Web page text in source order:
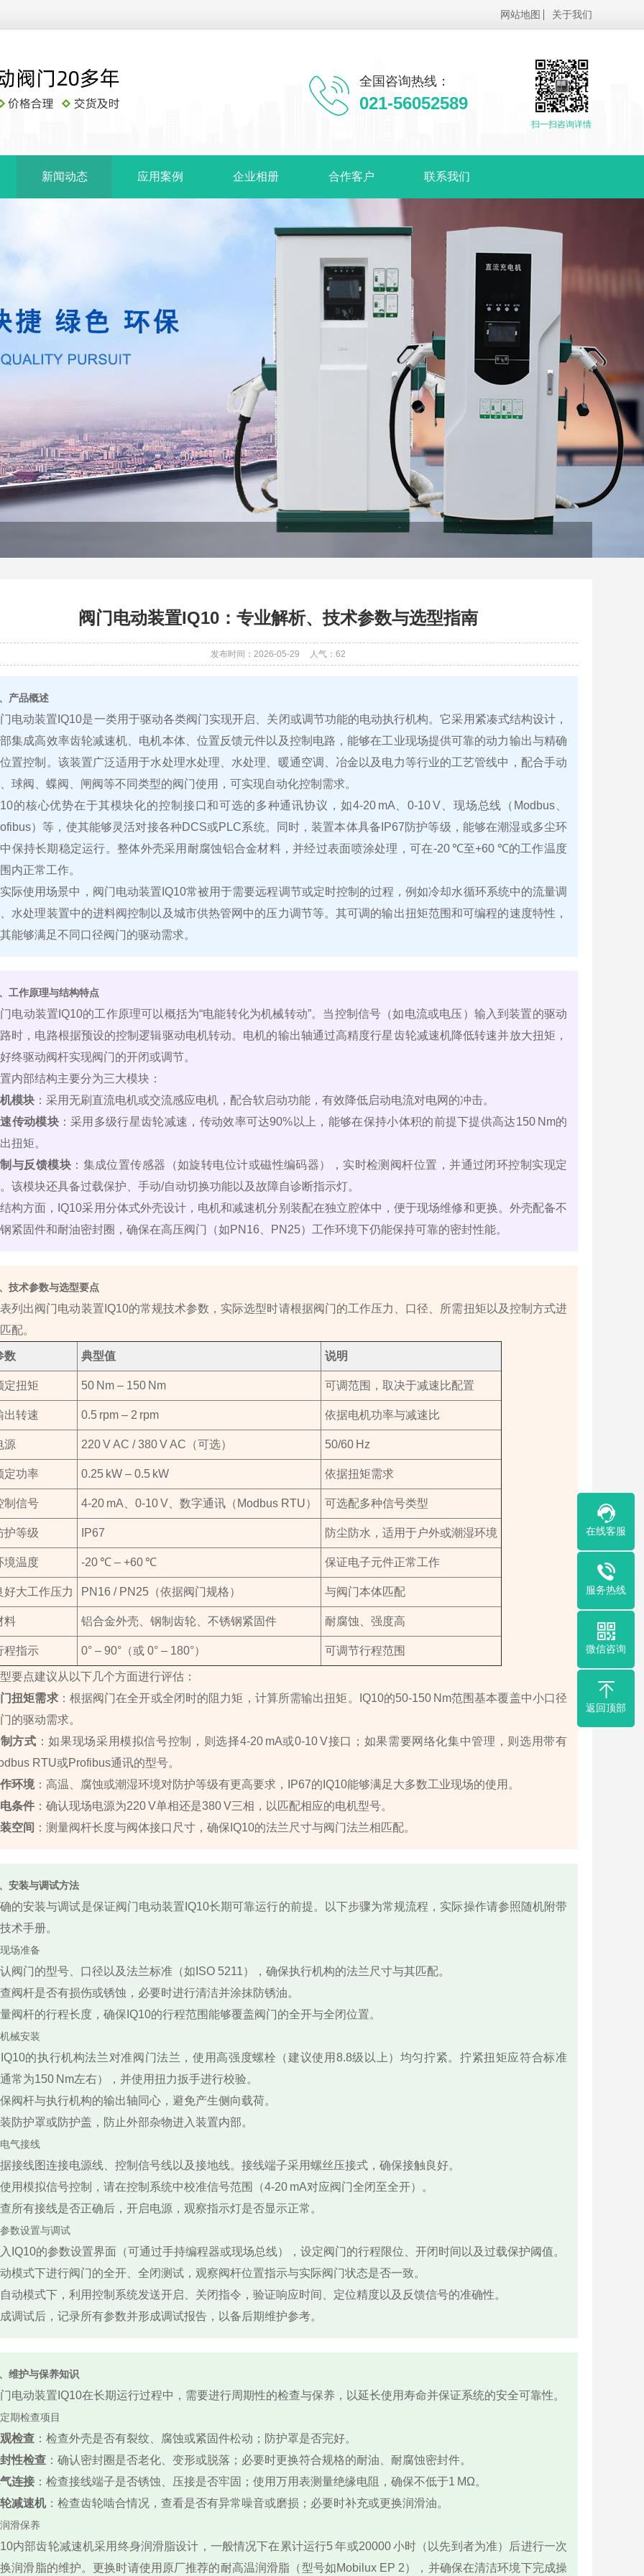
网站地图 关于我们
扫一扫咨询详情
全国咨询热线：
021-56052589
新闻动态 应用案例 企业相册 合作客户 联系我们
阀门电动装置IQ10：专业解析、技术参数与选型指南
发布时间：2026-05-29 人气： 62
产品概述
电动装置IQ10是一类用于驱动各类阀门实现开启、关闭或调节功能的电动执行机构。它采用紧凑式结构设计，
集成高效率齿轮减速机、电机本体、位置反馈元件以及控制电路，能够在工业现场提供可靠的动力输出与精确
置控制。该装置广泛适用于水处理水处理、水处理、暖通空调、冶金以及电力等行业的工艺管线中，配合手动
球阀、蝶阀、闸阀等不同类型的阀门使用，可实现自动化控制需求。
的核心优势在于其模块化的控制接口和可选的多种通讯协议，如4‑20 mA、0‑10 V、现场总线（Modbus、
）等，使其能够灵活对接各种DCS或PLC系统。同时，装置本体具备IP67防护等级，能够在潮湿或多尘环
保持长期稳定运行。整体外壳采用耐腐蚀铝合金材料，并经过表面喷涂处理，可在-20 ℃至+60 ℃的工作温度
内正常工作。
际使用场景中，阀门电动装置IQ10常被用于需要远程调节或定时控制的过程，例如冷却水循环系统中的流量调
水处理装置中的进料阀控制以及城市供热管网中的压力调节等。其可调的输出扭矩范围和可编程的速度特性，
能够满足不同口径阀门的驱动需求。
工作原理与结构特点
电动装置IQ10的工作原理可以概括为“电能转化为机械转动”。当控制信号（如电流或电压）输入到装置的驱动
时，电路根据预设的控制逻辑驱动电机转动。电机的输出轴通过高精度行星齿轮减速机降低转速并放大扭矩，
终驱动阀杆实现阀门的开闭或调节。
内部结构主要分为三大模块：
模块 ：采用无刷直流电机或交流感应电机，配合软启动功能，有效降低启动电流对电网的冲击。
传动模块：采用多级行星齿轮减速，传动效率可达90%以上，能够在保持小体积的前提下提供高达150 Nm的
扭矩。
与反馈模块 ：集成位置传感器（如旋转电位计或磁性编码器），实时检测阀杆位置，并通过闭环控制实现定
该模块还具备过载保护、手动/自动切换功能以及故障自诊断指示灯。
构方面，IQ10采用分体式外壳设计，电机和减速机分别装配在独立腔体中，便于现场维修和更换。外壳配备不
紧固件和耐油密封圈，确保在高压阀门（如PN16、PN25）工作环境下仍能保持可靠的密封性能。
技术参数与选型要点
列出阀门电动装置IQ10的常规技术参数，实际选型时请根据阀门的工作压力、口径、所需扭矩以及控制方式进
配。
数 典型值 说明
定扭矩 50 Nm – 150 Nm 可调范围，取决于减速比配置
出转速 0.5 rpm – 2 rpm 依据电机功率与减速比
源 220 V AC / 380 V AC（可选） 50/60 Hz
定功率 0.25 kW – 0.5 kW 依据扭矩需求
制信号 4‑20 mA、0‑10 V、数字通讯（Modbus RTU） 可选配多种信号类型
护等级 IP67 防尘防水，适用于户外或潮湿环境
境温度 -20 ℃ – +60 ℃ 保证电子元件正常工作
好大工作压力 PN16 / PN25（依据阀门规格） 与阀门本体匹配
料 铝合金外壳、钢制齿轮、不锈钢紧固件 耐腐蚀、强度高
程指示 0° – 90°（或 0° – 180°） 可调节行程范围
要点建议从以下几个方面进行评估：
扭矩需求：根据阀门在全开或全闭时的阻力矩，计算所需输出扭矩。IQ10的50‑150 Nm范围基本覆盖中小口径
的驱动需求。
方式 ：如果现场采用模拟信号控制，则选择4‑20 mA或0‑10 V接口；如果需要网络化集中管理，则选用带有
RTU或Profibus通讯的型号。
环境：高温、腐蚀或潮湿环境对防护等级有更高要求，IP67的IQ10能够满足大多数工业现场的使用。
条件 ：确认现场电源为220 V单相还是380 V三相，以匹配相应的电机型号。
空间 ：测量阀杆长度与阀体接口尺寸，确保IQ10的法兰尺寸与阀门法兰相匹配。
安装与调试方法
的安装与调试是保证阀门电动装置IQ10长期可靠运行的前提。以下步骤为常规流程，实际操作请参照随机附带
术手册。
场准备
阀门的型号、口径以及法兰标准（如ISO 5211），确保执行机构的法兰尺寸与其匹配。
阀杆是否有损伤或锈蚀，必要时进行清洁并涂抹防锈油。
阀杆的行程长度，确保IQ10的行程范围能够覆盖阀门的全开与全闭位置。
械安装
的执行机构法兰对准阀门法兰，使用高强度螺栓（建议使用8.8级以上）均匀拧紧。拧紧扭矩应符合标准
常为150 Nm左右），并使用扭力扳手进行校验。
阀杆与执行机构的输出轴同心，避免产生侧向载荷。
防护罩或防护盖，防止外部杂物进入装置内部。
气接线
接线图连接电源线、控制信号线以及接地线。接线端子采用螺丝压接式，确保接触良好。
用模拟信号控制，请在控制系统中校准信号范围（4‑20 mA对应阀门全闭至全开）。
所有接线是否正确后，开启电源，观察指示灯是否显示正常。
数设置与调试
IQ10的参数设置界面（可通过手持编程器或现场总线），设定阀门的行程限位、开闭时间以及过载保护阈值。
模式下进行阀门的全开、全闭测试，观察阀杆位置指示与实际阀门状态是否一致。
动模式下，利用控制系统发送开启、关闭指令，验证响应时间、定位精度以及反馈信号的准确性。
调试后，记录所有参数并形成调试报告，以备后期维护参考。
维护与保养知识
电动装置IQ10在长期运行过程中，需要进行周期性的检查与保养，以延长使用寿命并保证系统的安全可靠性。
期检查项目
检查 ：检查外壳是否有裂纹、腐蚀或紧固件松动；防护罩是否完好。
性检查 ：确认密封圈是否老化、变形或脱落；必要时更换符合规格的耐油、耐腐蚀密封件。
连接 ：检查接线端子是否锈蚀、压接是否牢固；使用万用表测量绝缘电阻，确保不低于1 MΩ。
减速机：检查齿轮啮合情况，查看是否有异常噪音或磨损；必要时补充或更换润滑油。
滑保养
内部齿轮减速机采用终身润滑脂设计，一般情况下在累计运行5 年或20000 小时（以先到者为准）后进行一次
润滑脂的维护。更换时请使用原厂推荐的耐高温润滑脂（型号如Mobilux EP 2），并确保在清洁环境下完成操
在线客服
服务热线
微信咨询
返回顶部